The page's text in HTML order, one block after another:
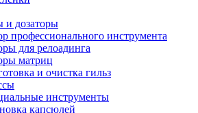
и дозаторы
профессионального инструмента
для релоадинга
матриц
и очистка гильз
инструменты
капсюлей